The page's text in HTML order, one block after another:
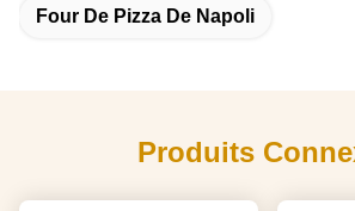
Four De Pizza De Napoli
Produits